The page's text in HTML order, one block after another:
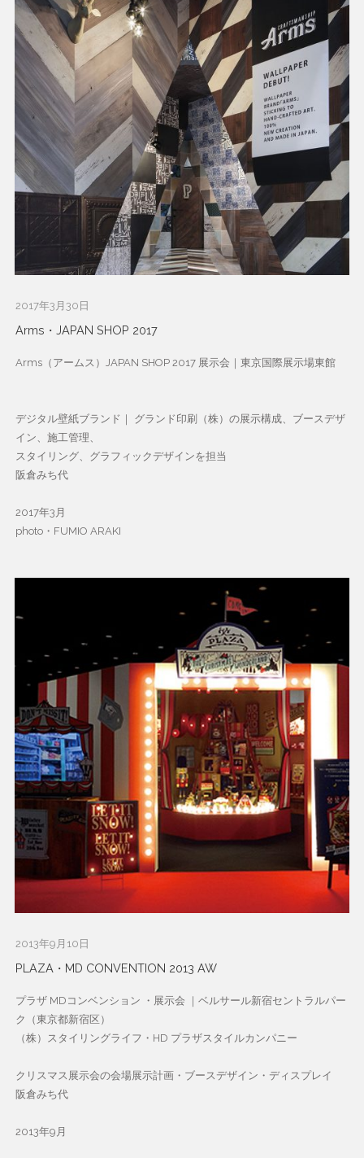
2017年3月30日
Arms・JAPAN SHOP 2017
Arms（アームス）JAPAN SHOP 2017 展示会｜東京国際展示場東館
デジタル壁紙ブランド｜ グランド印刷（株）の展示構成、ブースデザ
イン、施工管理、
スタイリング、グラフィックデザインを担当
阪倉みち代
2017年3月
photo・FUMIO ARAKI
2013年9月10日
PLAZA・MD CONVENTION 2013 AW
プラザ MDコンベンション ・展示会 ｜ベルサール新宿セントラルパー
ク（東京都新宿区）
（株）スタイリングライフ・HD プラザスタイルカンパニー
クリスマス展示会の会場展示計画・ブースデザイン・ディスプレイ
阪倉みち代
2013年9月